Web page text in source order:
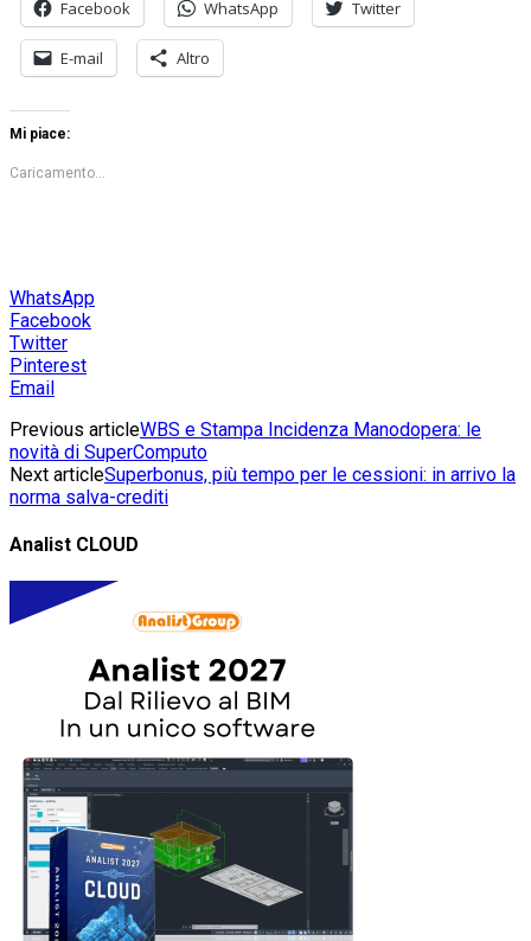
Facebook WhatsApp Twitter
E-mail Altro
Mi piace:
Caricamento...
WhatsApp
Facebook
Twitter
Pinterest
Email
Previous articleWBS e Stampa Incidenza Manodopera: le
novità di SuperComputo
Next articleSuperbonus, più tempo per le cessioni: in arrivo la
norma salva-crediti
Analist CLOUD